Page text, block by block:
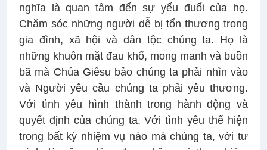
nghĩa là quan tâm đến sự yếu đuối của họ.
Chăm sóc những người dễ bị tổn thương trong
gia đình, xã hội và dân tộc chúng ta. Họ là
những khuôn mặt đau khổ, mong manh và buồn
bã mà Chúa Giêsu bảo chúng ta phải nhìn vào
và Người yêu cầu chúng ta phải yêu thương.
Với tình yêu hình thành trong hành động và
quyết định của chúng ta. Với tình yêu thể hiện
trong bất kỳ nhiệm vụ nào mà chúng ta, với tư